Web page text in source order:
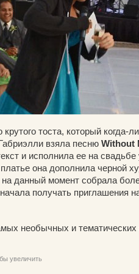
тоста, который когда-
взяла песню Without
и исполнила ее на
она дополнила черной
на данный момент собрала
получать приглашения
необычных и тематических
увеличить